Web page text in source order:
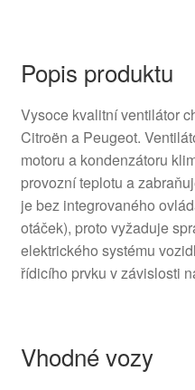
Popis produktu
Vysoce kvalitní ventilátor
Citroën a Peugeot.
motoru a kondenzátoru
provozní teplotu a
je bez integrovaného
otáček), proto vyžaduje
elektrického systému
řídicího prvku v závislosti
Vhodné vozy